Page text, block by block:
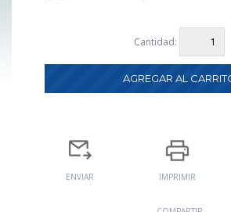
Cantidad:
ENVIAR IMPRIMIR